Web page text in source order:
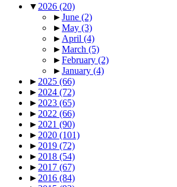
▼ 2026 (20)
►June (2)
►May (3)
► April (4)
►March (5)
►February (2)
►January (4)
► 2025 (66)
► 2024 (72)
► 2023 (65)
► 2022 (66)
► 2021 (90)
► 2020 (101)
► 2019 (72)
► 2018 (54)
► 2017 (67)
► 2016 (84)